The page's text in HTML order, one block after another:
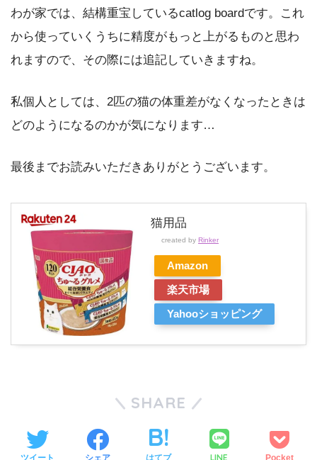
わが家では、結構重宝しているcatlog boardです。これ
から使っていくうちに精度がもっと上がるものと思わ
れますので、その際には追記していきますね。
私個人としては、2匹の猫の体重差がなくなったときは
どのようになるのかが気になります…
最後までお読みいただきありがとうございます。
猫用品
created by Rinker
Amazon
楽天市場
Yahooショッピング
SHARE
ツイート シェア はてブ LINE Pocket